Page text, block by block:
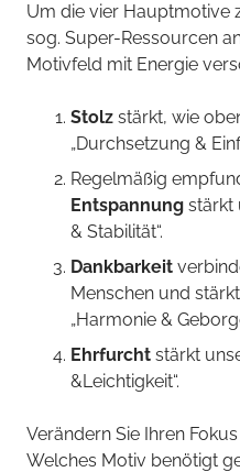
Um die vier Hauptmotive
sog. Super-Ressourcen
Motivfeld mit Energie
Stolz stärkt, wie
„Durchsetzung &
Regelmäßig
Entspannung stärkt
& Stabilität“.
Dankbarkeit
Menschen und
„Harmonie &
Ehrfurcht stärkt
&Leichtigkeit“.
Verändern Sie Ihren
Welches Motiv benötigt